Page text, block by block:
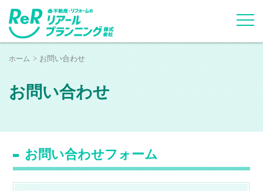
ホーム お問い合わせ
お問い合わせ
お問い合わせフォーム